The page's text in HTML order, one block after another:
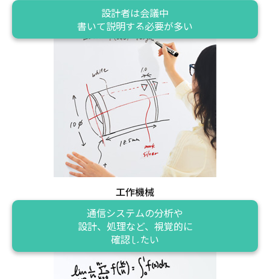
設計者は会議中
書いて説明する必要が多い
工作機械
通信システムの分析や
設計、処理など、視覚的に
確認したい